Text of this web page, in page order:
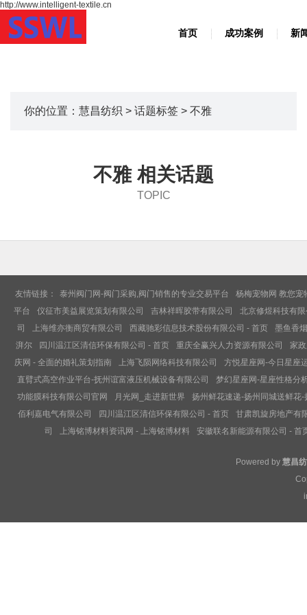
http://www.intelligent-textile.cn
首页 成功案例 新
你的位置： 慧昌纺织 > 话题标签 > 不雅
不雅 相关话题
TOPIC
友情链接： 泰州阀门网-阀门采购,阀门销售的专业交易平台
杨梅宠物网 教您宠
平台
仪征市美益展览策划有限公司 吉林祥晖胶带有限公司
北京修煜科技有
司
上海维亦衡商贸有限公司 西藏驰彩信息技术股份有限公司 - 首页
墨鱼香
湃尔
四川温江区清信环保有限公司 - 首页 重庆全赢兴人力资源有限公司
家
庆网 - 全面的婚礼策划指南
上海飞陨网络科技有限公司
方悦星座网-今日星座
直臂式高空作业平台-抚州谊富液压机械设备有限公司
梦幻星座网-星座性格分
功能膜科技有限公司官网
月光网_走进新世界
扬州鲜花速递-扬州同城送鲜花
佰利嘉电气有限公司
四川温江区清信环保有限公司 - 首页
甘肃凯旋房地产有
司
上海铭博材料资讯网 - 上海铭博材料 安徽联名新能源有限公司 - 首
Powered by 慧昌